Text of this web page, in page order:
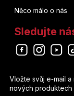
Něco málo o nás
Sledujte
Odebírat
Vložte svůj e-mail a
nových produktech